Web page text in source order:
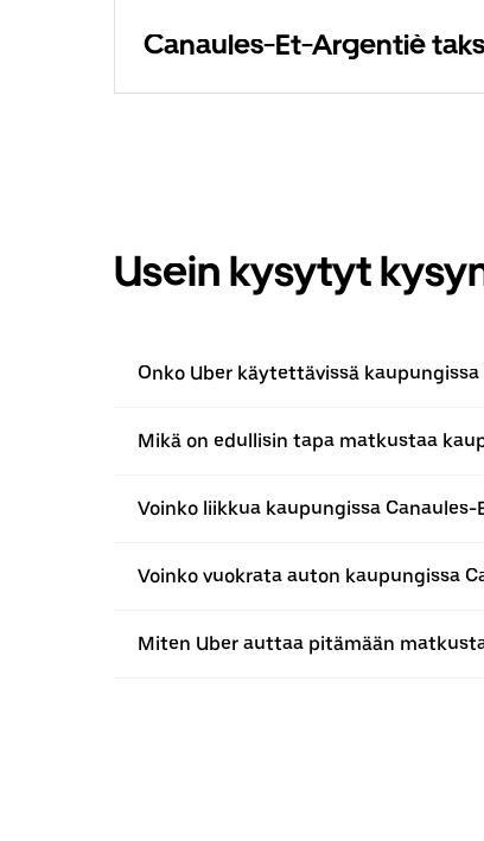
Canaules-Et-Argentiè
Usein kysytyt
Onko Uber käytettävissä
Mikä on edullisin tapa matkustaa
Voinko liikkua kaupungissa
Voinko vuokrata auton kaupungissa
Miten Uber auttaa pitämään